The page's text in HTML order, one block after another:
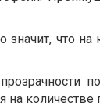
значит, что на
на количестве